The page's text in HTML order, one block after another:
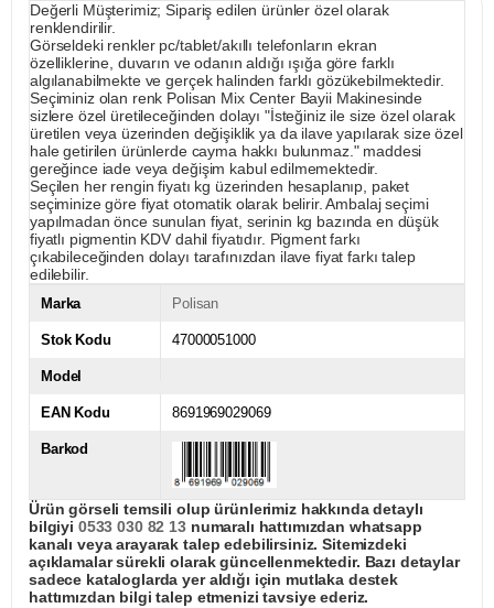
Değerli Müşterimiz; Sipariş edilen ürünler özel olarak
renklendirilir.
Görseldeki renkler pc/tablet/akıllı telefonların ekran
özelliklerine, duvarın ve odanın aldığı ışığa göre farklı
algılanabilmekte ve gerçek halinden farklı gözükebilmektedir.
Seçiminiz olan renk Polisan Mix Center Bayii Makinesinde
sizlere özel üretileceğinden dolayı "İsteğiniz ile size özel olarak
üretilen veya üzerinden değişiklik ya da ilave yapılarak size özel
hale getirilen ürünlerde cayma hakkı bulunmaz." maddesi
gereğince iade veya değişim kabul edilmemektedir.
Seçilen her rengin fiyatı kg üzerinden hesaplanıp, paket
seçiminize göre fiyat otomatik olarak belirir. Ambalaj seçimi
yapılmadan önce sunulan fiyat, serinin kg bazında en düşük
fiyatlı pigmentin KDV dahil fiyatıdır. Pigment farkı
çıkabileceğinden dolayı tarafınızdan ilave fiyat farkı talep
edilebilir.
Marka Polisan
Stok Kodu 47000051000
Model
EAN Kodu 8691969029069
Barkod
Ürün görseli temsili olup ürünlerimiz hakkında detaylı
bilgiyi 0533 030 82 13numaralı hattımızdan whatsapp
kanalı veya arayarak talep edebilirsiniz. Sitemizdeki
açıklamalar sürekli olarak güncellenmektedir. Bazı detaylar
sadece kataloglarda yer aldığı için mutlaka destek
hattımızdan bilgi talep etmenizi tavsiye ederiz.